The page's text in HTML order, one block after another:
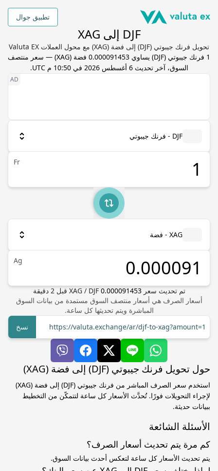
تطبيق جوال
DJF إلى XAG
تحويل فرنك جيبوتي (DJF) إلى فضة (XAG) مع محول العملات Valuta EX
1 فرنك جيبوتي (
DJF) يساوي 0.000091453 فضة (
XAG) — سعر منتصف
السوق، آخر تحديث6 أغسطس 2026 في 10:50 م UTC .
DJF - فرنك جيبوتي
Fr
XAG - فضة
Ag
تم تحديث سعر XAG/ DJF 0.000091453 قبل2 دقيقة
أسعار الصرف هي أسعار منتصف السوق مستمدة من بيانات السوق
المباشرة ويتم تحديثها كل ساعة.
https://valuta.exchange/ar/djf-to-xag?amount=1
نسخ
حول تحويل فرنك جيبوتي (DJF) إلى فضة (XAG)
استخدم سعر الصرف المباشر من فرنك جيبوتي (DJF) إلى فضة (XAG)
لإجراء التحويلات فورًا. تُحدَّث الأسعار كل ساعة لتتمكّن من التخطيط
ببيانات حديثة.
الأسئلة الشائعة
كم مرة يتم تحديث أسعار الصرف؟
يتم تحديث الأسعار كل ساعة لتعكس أحدث بيانات السوق.